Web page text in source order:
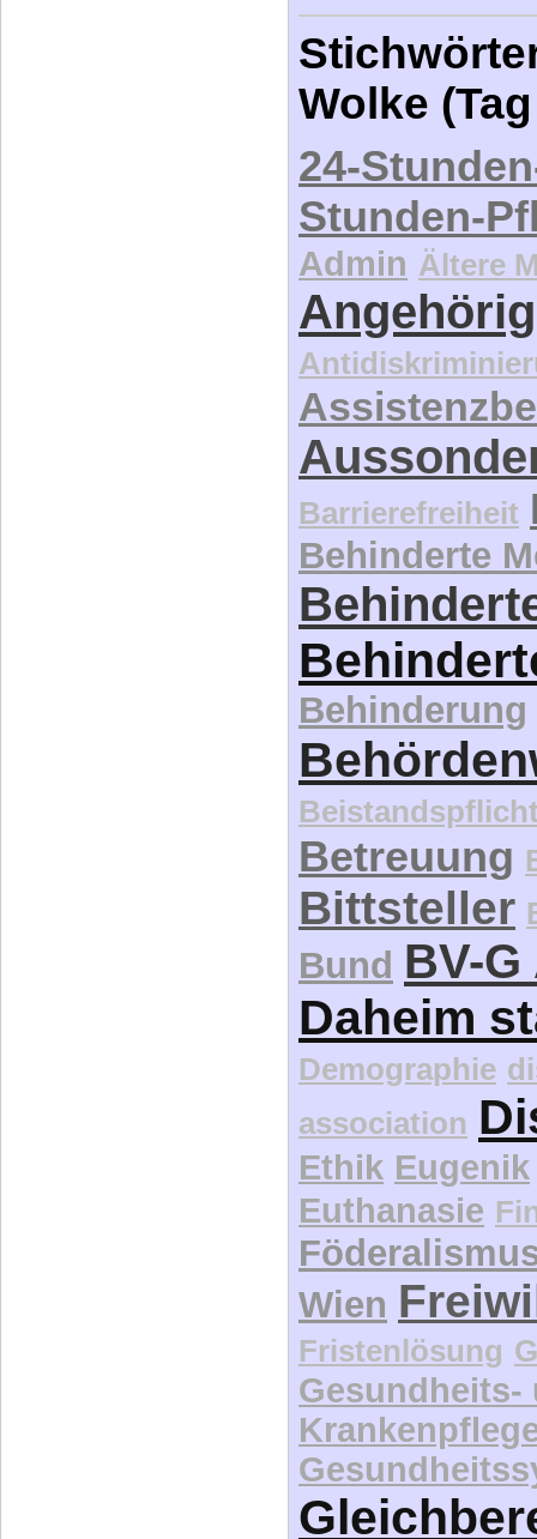
Wolke
24-
Stunden-
Admin Ältere
Barrierefreiheit
Behinderte
Behinderung
Betreuung
Bittsteller
Bund BV-
Daheim
Demographie
association
Ethik Eugenik
Euthanasie
Wien
Fristenlösung
Gesundheits-